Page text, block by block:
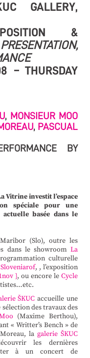
GALLERY,
&
– THURSDAY
, MONSIEUR MOO
, PASCUAL
BY
Vitrine investit l’espace
spéciale pour une
basée dans le
(Slo), outre les
dans le showroom La
culturelle
Sloveniarof, , l’exposition
}, ou encore leCycle
ŠKUC accueille une
des travaux des
(Maxime Berthou),
« Writter’s Bench » de
la galerie ŠKUC
les dernières
à un concert de